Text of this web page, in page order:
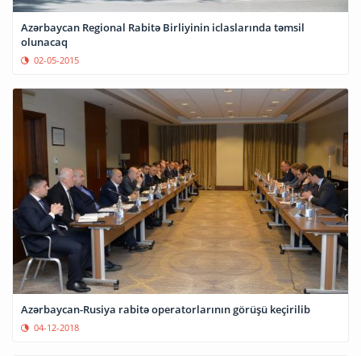
Azərbaycan Regional Rabitə Birliyinin iclaslarında təmsil
olunacaq
02-05-2015
Azərbaycan-Rusiya rabitə operatorlarının görüşü keçirilib
04-12-2018